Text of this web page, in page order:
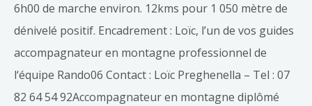
6h00 de marche environ. 12kms pour 1 050 mètre de
dénivelé positif. Encadrement : Loïc, l’un de vos guides
accompagnateur en montagne professionnel de
l‘équipe Rando06 Contact : Loïc Preghenella – Tel : 07
82 64 54 92Accompagnateur en montagne diplômé